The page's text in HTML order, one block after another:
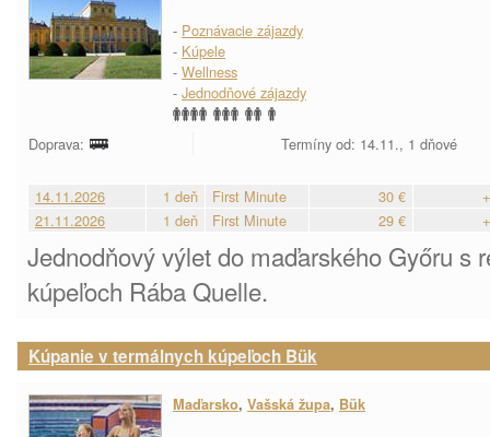
- Poznávacie zájazdy
- Kúpele
- Wellness
- Jednodňové zájazdy
Doprava: Termíny od: 14.11., 1 dňové
14.11.2026 1 deň First Minute 30 €
21.11.2026
1 deň First Minute 29 €
Jednodňový výlet do maďarského Győru s
kúpeľoch Rába Quelle.
Kúpanie v termálnych kúpeľoch Bük
Maďarsko, Vašská župa, Bük